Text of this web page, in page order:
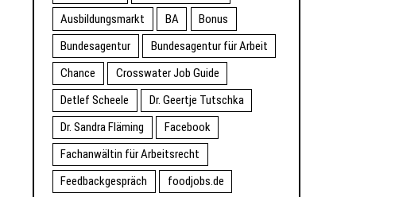
Ausbildungsmarkt
BA
Bonus
Bundesagentur
Bundesagentur für Arbeit
Chance
Crosswater Job Guide
Detlef Scheele
Dr. Geertje Tutschka
Dr. Sandra Fläming
Facebook
Fachanwältin für Arbeitsrecht
Feedbackgespräch
foodjobs.de